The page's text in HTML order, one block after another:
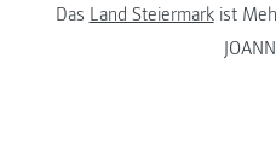
Das Land Steiermarkist